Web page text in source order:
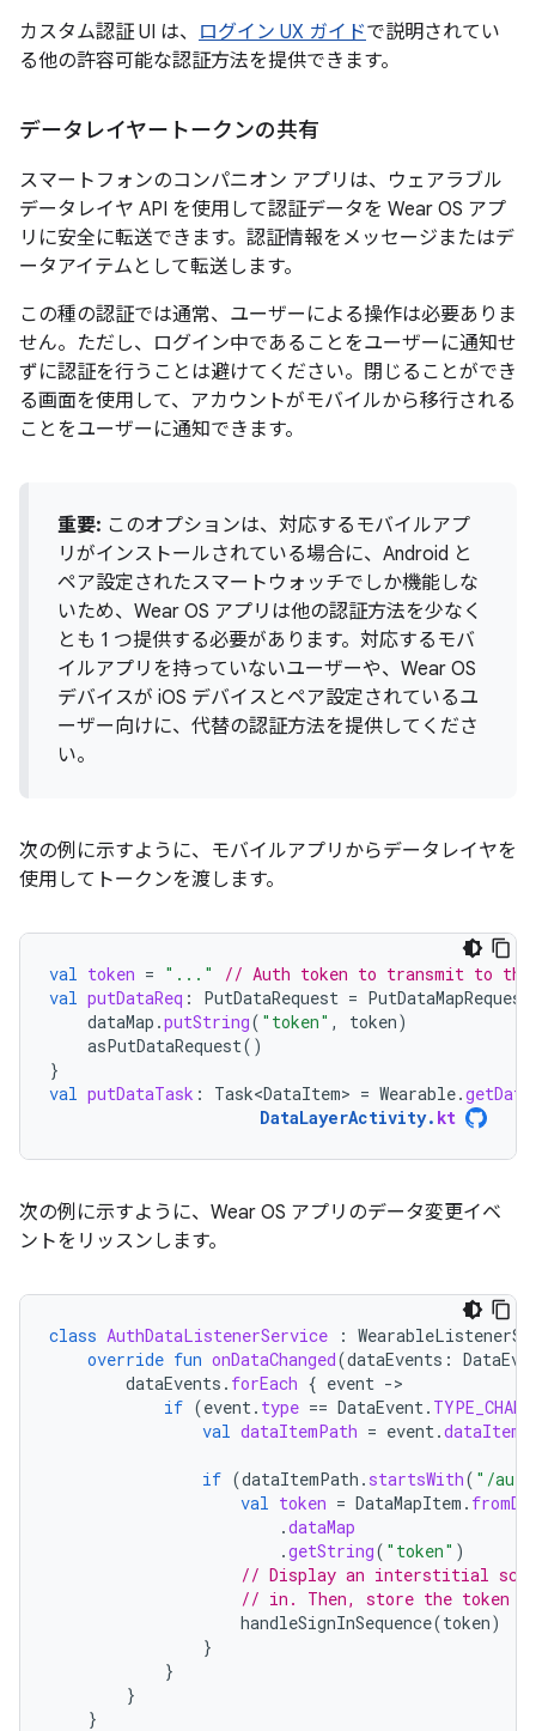
カスタム認証 UI は、 ログイン UX ガイドで説明されてい
る他の許容可能な認証方法を提供できます。
データレイヤートークンの共有
スマートフォンのコンパニオン アプリは、ウェアラブル
データレイヤ API を使用して認証データを Wear OS アプ
リに安全に転送できます。認証情報をメッセージまたはデ
ータアイテムとして転送します。
この種の認証では通常、ユーザーによる操作は必要ありま
せん。ただし、ログイン中であることをユーザーに通知せ
ずに認証を行うことは避けてください。閉じることができ
る画面を使用して、アカウントがモバイルから移行される
ことをユーザーに通知できます。
重要: このオプションは、対応するモバイルアプ
リがインストールされている場合に、Android と
ペア設定されたスマートウォッチでしか機能しな
いため、Wear OS アプリは他の認証方法を少なく
とも 1 つ提供する必要があります。対応するモバ
イルアプリを持っていないユーザーや、Wear OS
デバイスが iOS デバイスとペア設定されているユ
ーザー向けに、代替の認証方法を提供してくださ
い。
次の例に示すように、モバイルアプリからデータレイヤを
使用してトークンを渡します。
val token = "..."
// Auth token to transmit to the
val putDataReq : PutDataRequest = PutDataMapRequest
dataMap .putString( "token" , token)
asPutDataRequest()
}
val putDataTask : Task<DataItem> = Wearable.
DataLayerActivity. kt
次の例に示すように、Wear OS アプリのデータ変更イベ
ントをリッスンします。
class AuthDataListenerService :
override fun onDataChanged(dataEvents :
dataEvents . forEach { event -
if (event. type == DataEvent.
val dataItemPath = event.dataItem
if (dataItemPath . startsWith( "/
val token = DataMapItem .
.dataMap
.getString( "token" )
// Display an interstitial
// in. Then, store the token
handleSignInSequence(token)
}
}
}
}